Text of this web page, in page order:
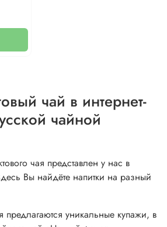
чай в интернет-
чайной
чая представлен у нас в
Вы найдёте напитки на разный
предлагаются уникальные купажи, в